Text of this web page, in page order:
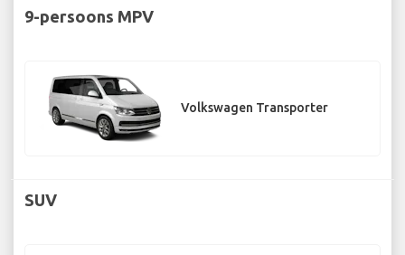
9-persoons MPV
Volkswagen Transporter
SUV